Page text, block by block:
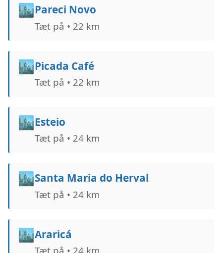
🏙️Pareci Novo
Tæt på • 22 km
🏙️Picada Café
Tæt på • 22 km
🏙️Esteio
Tæt på • 24 km
🏙️Santa Maria do Herval
Tæt på • 24 km
🏙️Araricá
Tæt på • 24 km